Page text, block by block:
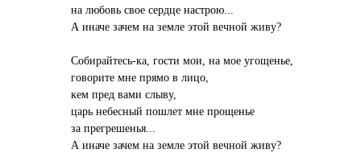
на любовь свое сердце настрою...
А иначе зачем на земле этой вечной живу?
Собирайтесь-ка, гости мои, на мое угощенье,
говорите мне прямо в лицо,
кем пред вами слыву,
царь небесный пошлет мне прощенье
за прегрешенья...
А иначе зачем на земле этой вечной живу?